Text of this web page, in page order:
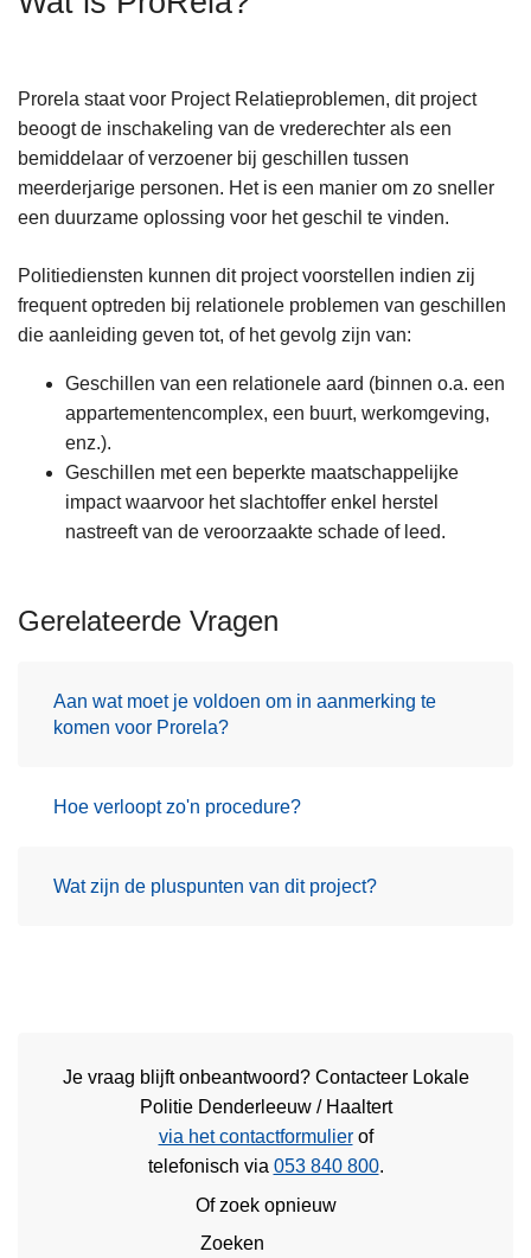
Prorela staat voor Project Relatieproblemen, dit project
beoogt de inschakeling van de vrederechter als een
bemiddelaar of verzoener bij geschillen tussen
meerderjarige personen. Het is een manier om zo sneller
een duurzame oplossing voor het geschil te vinden.
Politiediensten kunnen dit project voorstellen indien zij
frequent optreden bij relationele problemen van geschillen
die aanleiding geven tot, of het gevolg zijn van:
Geschillen van een relationele aard (binnen o.a. een
appartementencomplex, een buurt, werkomgeving,
enz.).
Geschillen met een beperkte maatschappelijke
impact waarvoor het slachtoffer enkel herstel
nastreeft van de veroorzaakte schade of leed.
Gerelateerde Vragen
Aan wat moet je voldoen om in aanmerking te
komen voor Prorela?
Hoe verloopt zo'n procedure?
Wat zijn de pluspunten van dit project?
Je vraag blijft onbeantwoord? Contacteer Lokale
Politie Denderleeuw / Haaltert
via het contactformulierof
telefonisch via 053 840 800.
Of zoek opnieuw
Zoeken